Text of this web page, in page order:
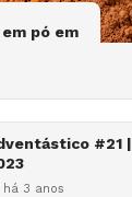
pó em
#21 |
há 3 anos